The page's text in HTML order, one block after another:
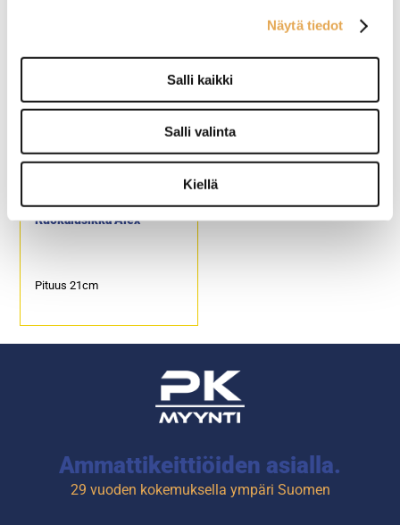
Näytä tiedot
Salli kaikki
Salli valinta
Kiellä
Pituus 14,5cm Pituus 22cm
Ruokalusikka Alex
Pituus 21cm
Ammattikeittiöiden asialla.
29 vuoden kokemuksella ympäri Suomen